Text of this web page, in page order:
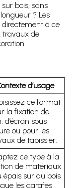
bois, sans
? Les
à ce
travaux de
d’usage
ce format
la fixation de
d’écran sous
ou pour les
de tapissier.
ce type à la
de matériaux
épais sur du bois
les agrafes